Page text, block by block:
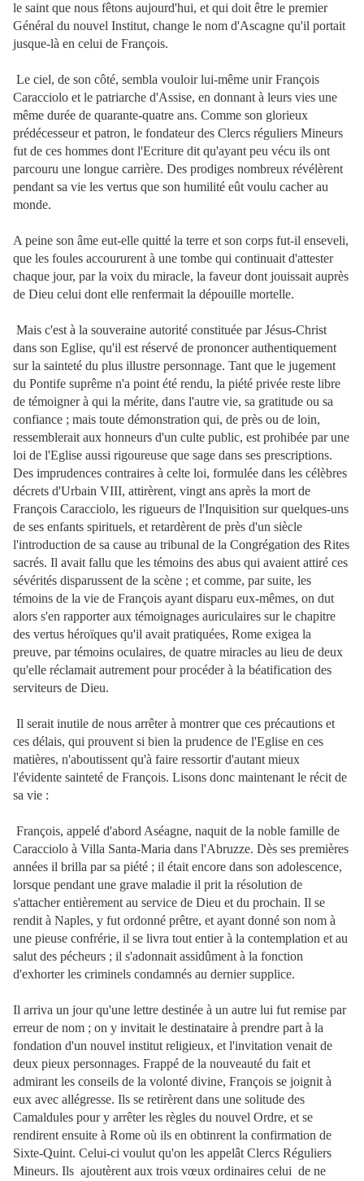
le saint que nous fêtons aujourd'hui, et qui doit être le premier
Général du nouvel Institut, change le nom d'Ascagne qu'il portait
jusque-là en celui de François.
Le ciel, de son côté, sembla vouloir lui-même unir François
Caracciolo et le patriarche d'Assise, en donnant à leurs vies une
même durée de quarante-quatre ans. Comme son glorieux
prédécesseur et patron, le fondateur des Clercs réguliers Mineurs
fut de ces hommes dont l'Ecriture dit qu'ayant peu vécu ils ont
parcouru une longue carrière. Des prodiges nombreux révélèrent
pendant sa vie les vertus que son humilité eût voulu cacher au
monde.
A peine son âme eut-elle quitté la terre et son corps fut-il enseveli,
que les foules accoururent à une tombe qui continuait d'attester
chaque jour, par la voix du miracle, la faveur dont jouissait auprès
de Dieu celui dont elle renfermait la dépouille mortelle.
Mais c'est à la souveraine autorité constituée par Jésus-Christ
dans son Eglise, qu'il est réservé de prononcer authentiquement
sur la sainteté du plus illustre personnage. Tant que le jugement
du Pontife suprême n'a point été rendu, la piété privée reste libre
de témoigner à qui la mérite, dans l'autre vie, sa gratitude ou sa
confiance ; mais toute démonstration qui, de près ou de loin,
ressemblerait aux honneurs d'un culte public, est prohibée par une
loi de l'Eglise aussi rigoureuse que sage dans ses prescriptions.
Des imprudences contraires à celte loi, formulée dans les célèbres
décrets d'Urbain VIII, attirèrent, vingt ans après la mort de
François Caracciolo, les rigueurs de l'Inquisition sur quelques-uns
de ses enfants spirituels, et retardèrent de près d'un siècle
l'introduction de sa cause au tribunal de la Congrégation des Rites
sacrés. Il avait fallu que les témoins des abus qui avaient attiré ces
sévérités disparussent de la scène ; et comme, par suite, les
témoins de la vie de François ayant disparu eux-mêmes, on dut
alors s'en rapporter aux témoignages auriculaires sur le chapitre
des vertus héroïques qu'il avait pratiquées, Rome exigea la
preuve, par témoins oculaires, de quatre miracles au lieu de deux
qu'elle réclamait autrement pour procéder à la béatification des
serviteurs de Dieu.
Il serait inutile de nous arrêter à montrer que ces précautions et
ces délais, qui prouvent si bien la prudence de l'Eglise en ces
matières, n'aboutissent qu'à faire ressortir d'autant mieux
l'évidente sainteté de François. Lisons donc maintenant le récit de
sa vie :
François, appelé d'abord Aséagne, naquit de la noble famille de
Caracciolo à Villa Santa-Maria dans l'Abruzze. Dès ses premières
années il brilla par sa piété ; il était encore dans son adolescence,
lorsque pendant une grave maladie il prit la résolution de
s'attacher entièrement au service de Dieu et du prochain. Il se
rendit à Naples, y fut ordonné prêtre, et ayant donné son nom à
une pieuse confrérie, il se livra tout entier à la contemplation et au
salut des pécheurs ; il s'adonnait assidûment à la fonction
d'exhorter les criminels condamnés au dernier supplice.
Il arriva un jour qu'une lettre destinée à un autre lui fut remise par
erreur de nom ; on y invitait le destinataire à prendre part à la
fondation d'un nouvel institut religieux, et l'invitation venait de
deux pieux personnages. Frappé de la nouveauté du fait et
admirant les conseils de la volonté divine, François se joignit à
eux avec allégresse. Ils se retirèrent dans une solitude des
Camaldules pour y arrêter les règles du nouvel Ordre, et se
rendirent ensuite à Rome où ils en obtinrent la confirmation de
Sixte-Quint. Celui-ci voulut qu'on les appelât Clercs Réguliers
Mineurs. Ils ajoutèrent aux trois vœux ordinaires celui de ne